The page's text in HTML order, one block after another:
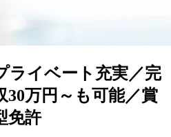
ライベート充実／完
30万円～も可能／賞
免許